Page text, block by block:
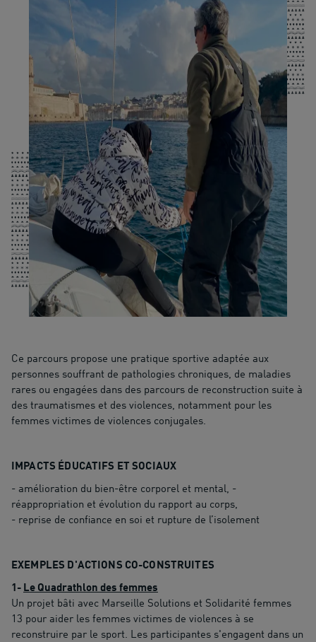
Ce parcours propose une pratique sportive adaptée aux
personnes souffrant de pathologies chroniques, de maladies
rares ou engagées dans des parcours de reconstruction suite à
des traumatismes et des violences, notamment pour les
femmes victimes de violences conjugales.
IMPACTS ÉDUCATIFS ET SOCIAUX
- amélioration du bien-être corporel et mental, -
réappropriation et évolution du rapport au corps,
- reprise de confiance en soi et rupture de l’isolement
EXEMPLES D'ACTIONS CO-CONSTRUITES
1- Le Quadrathlon des femmes
Un projet bâti avec Marseille Solutions et Solidarité femmes
13 pour aider les femmes victimes de violences à se
reconstruire par le sport. Les participantes s'engagent dans un